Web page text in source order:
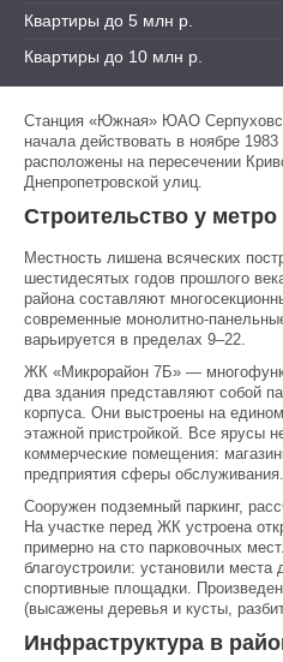
Квартиры до 5 млн р.
Квартиры до 10 млн р.
Станция «Южная» ЮАО
начала действовать в ноябре
расположены на пересечении
Днепропетровской улиц.
Строительство у
Местность лишена всяческих
шестидесятых годов прошлого
района составляют
современные монолитно-
варьируется в пределах 9–22.
ЖК «Микрорайон 7Б» —
два здания представляют собой
корпуса. Они выстроены на
этажной пристройкой. Все ярусы
коммерческие помещения:
предприятия сферы обслуживания.
Сооружен подземный паркинг,
На участке перед ЖК устроена
примерно на сто парковочных
благоустроили: установили
спортивные площадки.
(высажены деревья и кусты,
Инфраструктура в